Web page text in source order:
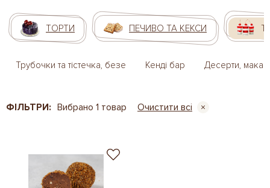
ТОРТИ ПЕЧИВО ТА КЕКСИ
Трубочки та тістечка, безе Кенді бар Десерти,
ФІЛЬТРИ: Вибрано 1 товар Очистити всі